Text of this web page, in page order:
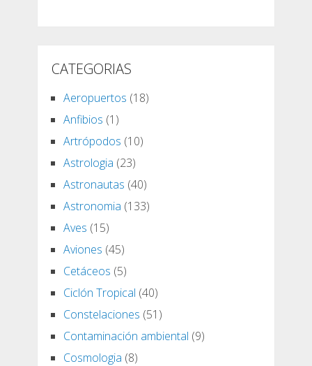
CATEGORIAS
Aeropuertos (18)
Anfibios (1)
Artrópodos (10)
Astrologia (23)
Astronautas (40)
Astronomia (133)
Aves (15)
Aviones (45)
Cetáceos (5)
Ciclón Tropical (40)
Constelaciones (51)
Contaminación ambiental (9)
Cosmologia (8)